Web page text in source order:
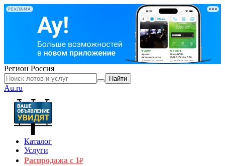
РЕКЛАМА
Регион Россия
Найти
Au.ru
Каталог
Услуги
Распродажа с 1₽